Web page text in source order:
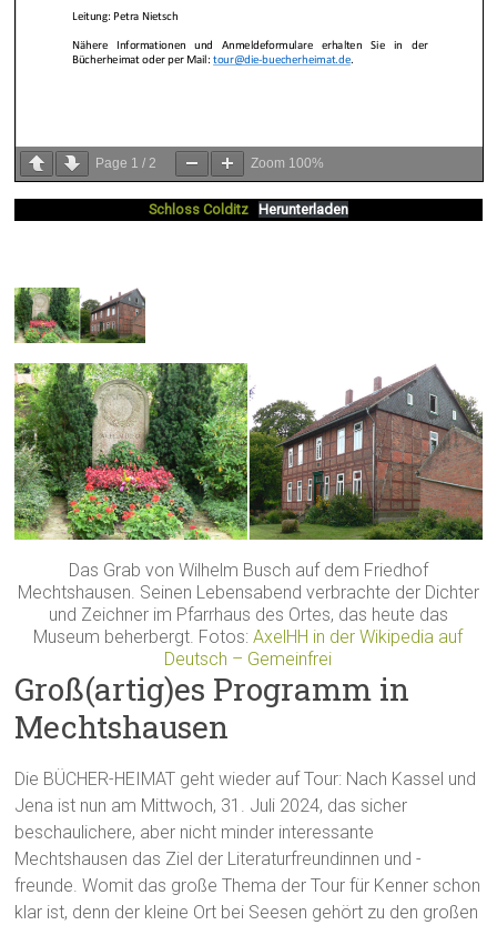
Page 1 /2 Zoom 100%
Schloss Colditz Herunterladen
Das Grab von Wilhelm Busch auf dem Friedhof
Mechtshausen. Seinen Lebensabend verbrachte der Dichter
und Zeichner im Pfarrhaus des Ortes, das heute das
Museum beherbergt. Fotos:AxelHH in der Wikipedia auf
Deutsch – Gemeinfrei
Groß(artig)es Programm in
Mechtshausen
Die BÜCHER-HEIMAT geht wieder auf Tour: Nach Kassel und
Jena ist nun am Mittwoch, 31. Juli 2024, das sicher
beschaulichere, aber nicht minder interessante
Mechtshausen das Ziel der Literaturfreundinnen und -
freunde. Womit das große Thema der Tour für Kenner schon
klar ist, denn der kleine Ort bei Seesen gehört zu den großen